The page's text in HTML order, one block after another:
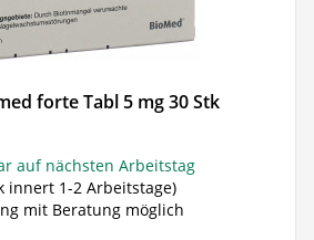
forte Tabl 5 mg 30 Stk
auf nächsten Arbeitstag
innert 1-2 Arbeitstage)
mit Beratung möglich